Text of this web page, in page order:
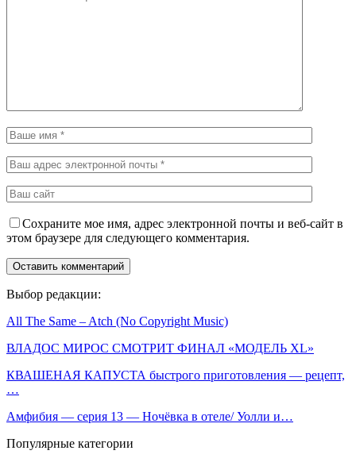
Сохраните мое имя, адрес электронной почты и веб-сайт в
этом браузере для следующего комментария.
Выбор редакции:
All The Same – Atch (No Copyright Music)
ВЛАДОС МИРОС СМОТРИТ ФИНАЛ «МОДЕЛЬ XL»
КВАШЕНАЯ КАПУСТА быстрого приготовления — рецепт,
…
Амфибия — серия 13 — Ночёвка в отеле/ Уолли и…
Популярные категории